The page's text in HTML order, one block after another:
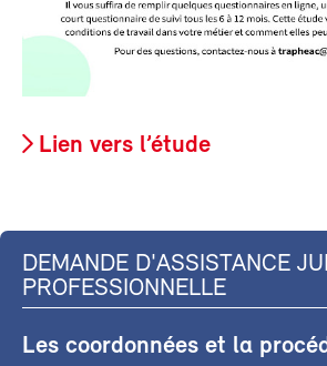
Lien vers l’étude
DEMANDE D'ASSISTANCE
PROFESSIONNELLE
Les coordonnées et la